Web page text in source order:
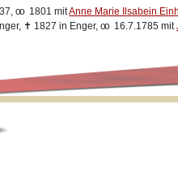
oo 1801 mitAnne Marie Ilsabein
✝ 1827 in Enger, oo 16.7.1785 mit